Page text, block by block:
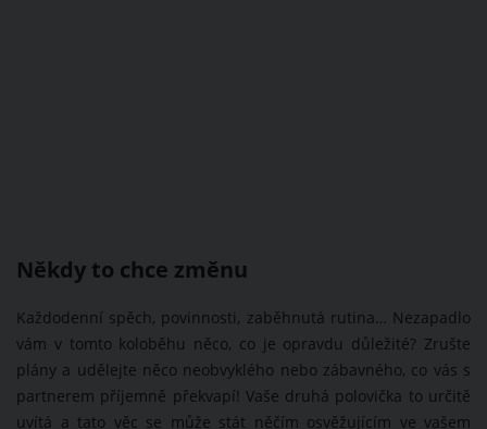
Někdy to chce změnu
Každodenní spěch, povinnosti, zaběhnutá rutina… Nezapadlo
vám v tomto koloběhu něco, co je opravdu důležité? Zrušte
plány a udělejte něco neobvyklého nebo zábavného, co vás s
partnerem příjemně překvapí! Vaše druhá polovička to určitě
uvítá a tato věc se může stát něčím osvěžujícím ve vašem